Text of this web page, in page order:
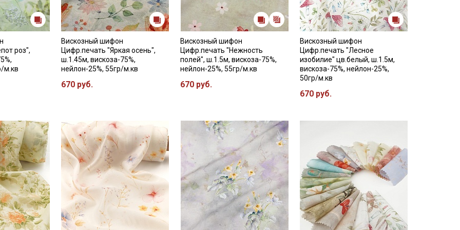
роз",
м.кв
Вискозный шифон
Цифр.печать "Яркая осень",
ш.1.45м, вискоза-75%,
нейлон-25%, 55гр/м.кв
670 руб.
Вискозный шифон
Цифр.печать "Нежность
полей", ш.1.5м, вискоза-75%,
нейлон-25%, 55гр/м.кв
670 руб.
Вискозный шифон
Цифр.печать "Лесное
изобилие" цв.белый, ш.1.5м,
вискоза-75%, нейлон-25%,
50гр/м.кв
670 руб.
Электронная почта
Подписаться
данных
ДаюСогласие на получение рекламных и
информационных рассылок